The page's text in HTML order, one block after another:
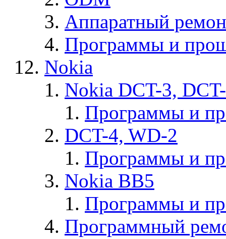
Аппаратный
Программы и
Nokia
Nokia DCT-3,
Программы и
DCT-4, WD-2
Программы и
Nokia BB5
Программы и
Программный